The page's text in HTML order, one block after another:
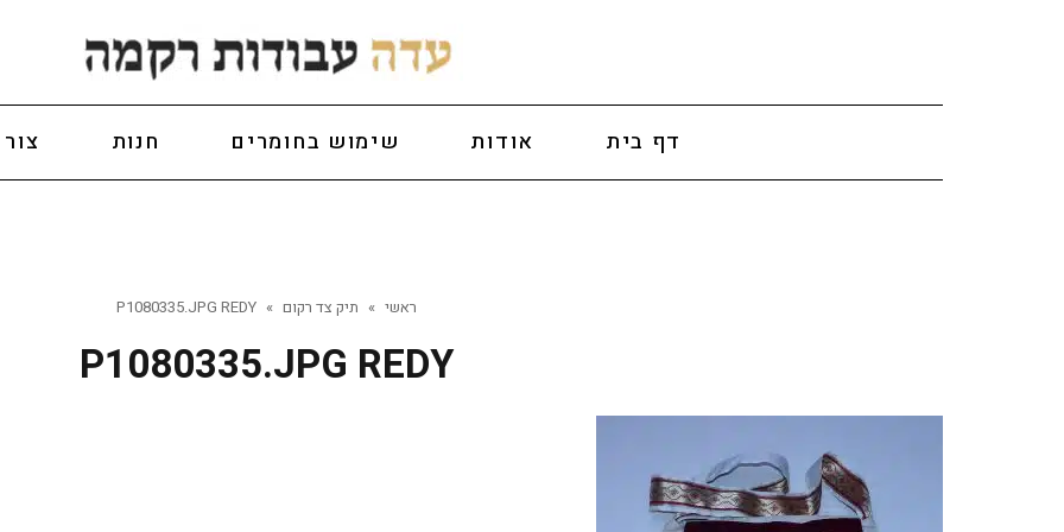
דף בית אודות שימוש בחומרים חנות
ראשי » תיק צד רקום »
P1080335.JPG REDY
P1080335.JPG REDY